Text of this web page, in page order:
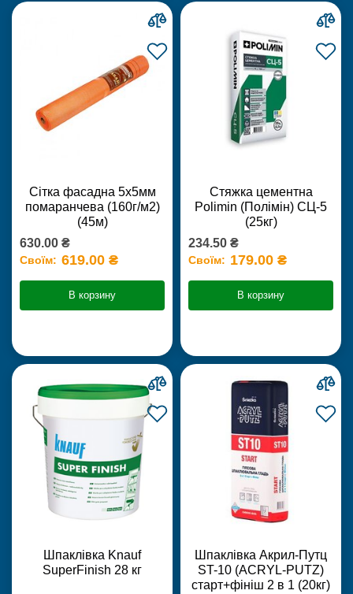
Сітка фасадна 5х5мм
помаранчева (160г/м2)
(45м)
630.00 ₴
Своїм: 619.00 ₴
В корзину
Стяжка цементна
Polimin (Полімін) СЦ-5
(25кг)
234.50 ₴
Своїм: 179.00 ₴
В корзину
Шпаклівка Knauf
SuperFinish 28 кг
Шпаклівка Акрил-Путц
ST-10 (ACRYL-PUTZ)
старт+фініш 2 в 1 (20кг)